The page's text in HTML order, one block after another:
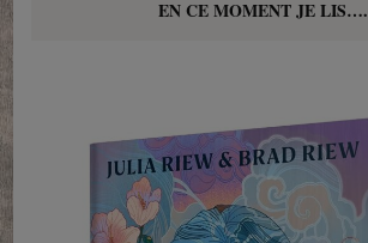
EN CE MOMENT JE LIS….